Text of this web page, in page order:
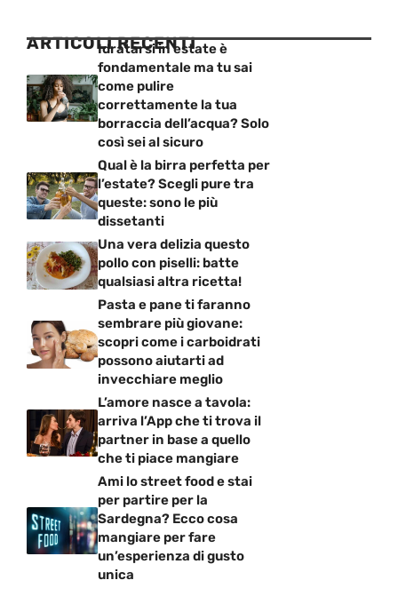
ARTICOLI RECENTI
Idratarsi in estate è
fondamentale ma tu sai
come pulire
correttamente la tua
borraccia dell’acqua? Solo
così sei al sicuro
Qual è la birra perfetta per
l’estate? Scegli pure tra
queste: sono le più
dissetanti
Una vera delizia questo
pollo con piselli: batte
qualsiasi altra ricetta!
Pasta e pane ti faranno
sembrare più giovane:
scopri come i carboidrati
possono aiutarti ad
invecchiare meglio
L’amore nasce a tavola:
arriva l’App che ti trova il
partner in base a quello
che ti piace mangiare
Ami lo street food e stai
per partire per la
Sardegna? Ecco cosa
mangiare per fare
un’esperienza di gusto
unica